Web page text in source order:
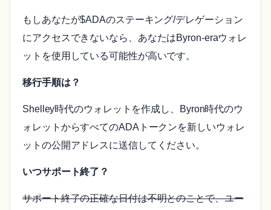
もしあなたが$ADAのステーキング/デレゲーション
にアクセスできないなら、あなたはByron-eraウォレ
ットを使用している可能性が高いです。
移行手順は？
Shelley時代のウォレットを作成し、Byron時代のウ
ォレットからすべてのADAトークンを新しいウォレ
ットの公開アドレスに送信してください。
いつサポート終了？
サポート終了の正確な日付は不明とのことで、ユー